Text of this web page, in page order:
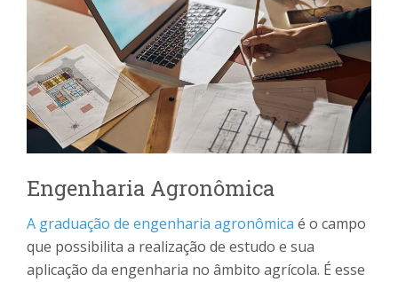
Engenharia Agronômica
A graduação de engenharia agronômica é o campo
que possibilita a realização de estudo e sua
aplicação da engenharia no âmbito agrícola. É esse